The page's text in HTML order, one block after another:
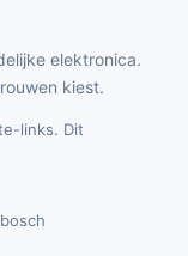
elektronica.
kiest.
links. Dit